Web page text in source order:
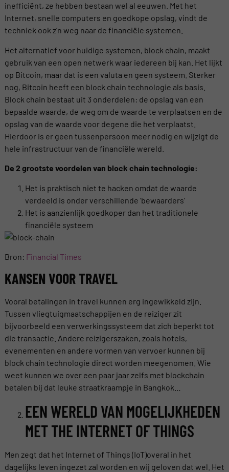
inefficiënt, ze hebben bestaan wel al eeuwen. Met het
Internet, snelle computers en goedkope opslag, vindt de
techniek ook z’n weg naar de financiële systemen.
Het alternatief voor huidige systemen, block chain, maakt
gebruik van een open netwerk waar iedereen bij kan. Het lijkt
op Bitcoin, maar dat is een valuta en geen systeem. Sterker
nog, Bitcoin heeft een block chain technologie als basis.
Block chain bestaat uit 3 onderdelen: de opslag van een
bepaalde waarde, de weg om de waarde te verplaatsen en de
opslag van de waarde voor degene die het verplaatst.
Hierdoor is er geen tussenpersoon meer nodig en wijzigt de
hele infrastructuur van de financiële wereld.
De 2 grootste voordelen van block chain technologie:
Het is praktisch niet te hacken omdat de waarde
verdeeld is onder verschillende ‘bewaarders’
Het is aanzienlijk goedkoper dan het traditionele
financiële systeem
Bron: Financial Times
KANSEN VOOR TRAVEL
Vooral betalingen in travel kunnen erg ingewikkeld zijn.
Tussen vliegtuigmaatschappijen en de reiziger zit
bijvoorbeeld een verwerkingssysteem dat zich beperkt tot
die transactie. Andere reizigerszaken, zoals hotels,
evenementen en andere vormen van vervoer kunnen bij
block chain technologie direct worden meegenomen. Wie
weet kunnen we over een paar jaar zelfs met blockchain
betalen bij dat leuke straatkraampje in Bangkok…
EEN WERELD VAN MOGELIJKHEDEN
MET THE INTERNET OF THINGS
Men zegt dat het Internet of Things (IoT)overal in het
dagelijks leven ingezet zal worden en wij geloven dat wel. Het